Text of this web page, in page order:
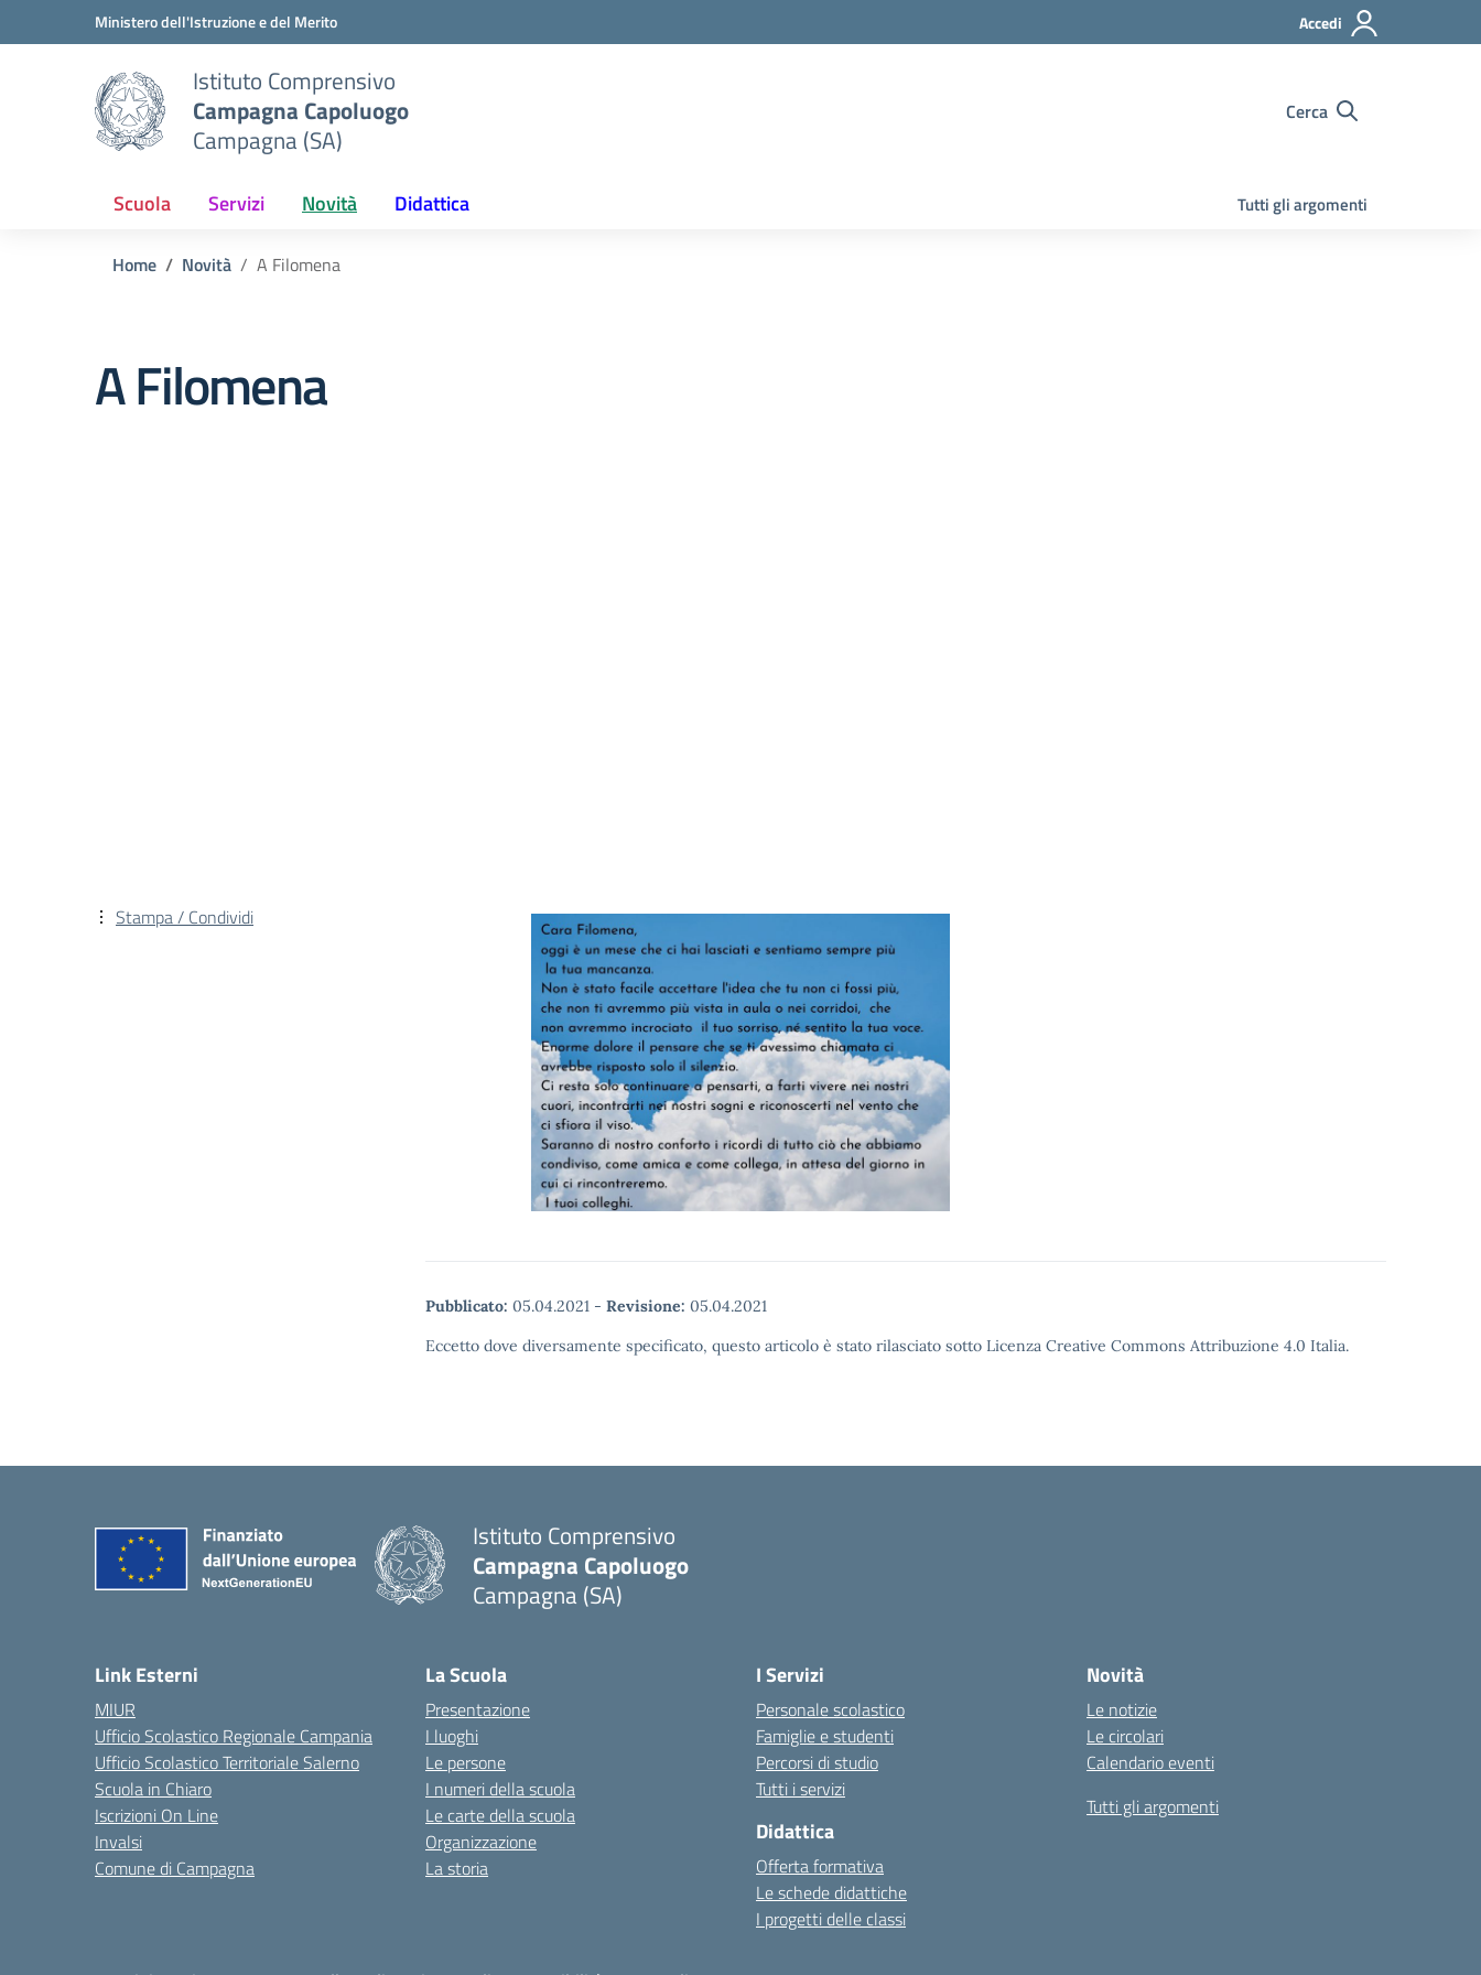
Vai ai contenuti
Vai al menu di navigazioneMinistero dell'Istruzione e del Merito Accedi
Istituto Comprensivo
Campagna Capoluogo
Campagna (SA)
Cerca
Scuola Servizi Novità Didattica Tutti gli argomenti
Home Novità A Filomena
A Filomena
Pubblicato: 05.04.2021 - Revisione: 05.04.2021
Eccetto dove diversamente specificato, questo articolo è stato rilasciato sotto Licenza Creative Commons Attribuzione 4.0 Italia.
Stampa / Condividi
Istituto Comprensivo
Campagna Capoluogo
Campagna (SA)
Link Esterni
MIUR
Ufficio Scolastico Regionale Campania
Ufficio Scolastico Territoriale Salerno
Scuola in Chiaro
Iscrizioni On Line
Invalsi
Comune di Campagna
La Scuola
Presentazione
I luoghi
Le persone
I numeri della scuola
Le carte della scuola
Organizzazione
La storia
I Servizi
Personale scolastico
Famiglie e studenti
Percorsi di studio
Tutti i servizi
Didattica
Offerta formativa
Le schede didattiche
I progetti delle classi
Novità
Le notizie
Le circolari
Calendario eventi
Tutti gli argomenti